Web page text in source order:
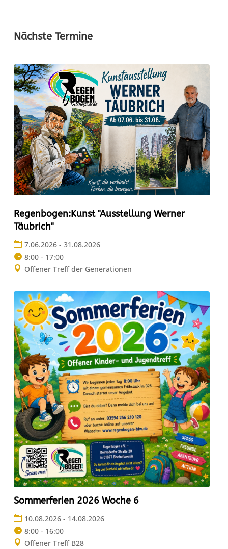
Nächste Termine
Regenbogen:Kunst "Ausstellung Werner
Täubrich"
7.06.2026 - 31.08.2026
8:00 - 17:00
Offener Treff der Generationen
Sommerferien 2026 Woche 6
10.08.2026 - 14.08.2026
8:00 - 16:00
Offener Treff B28